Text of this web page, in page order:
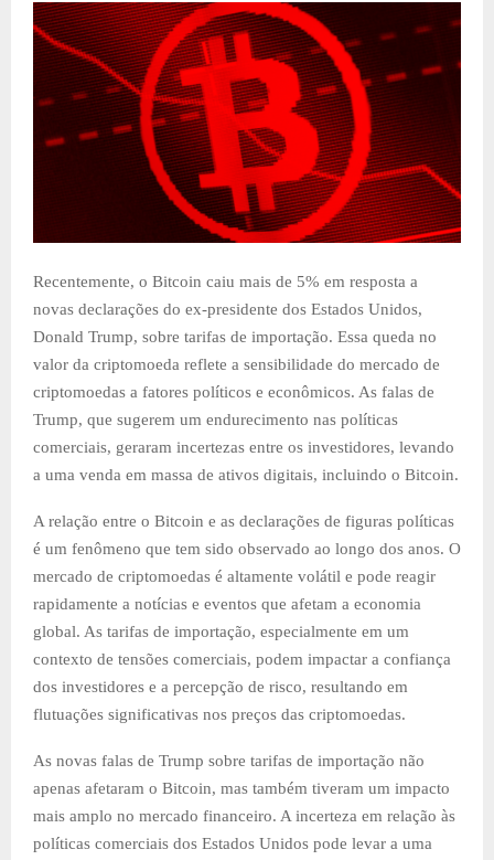
Recentemente, o Bitcoin caiu mais de 5% em resposta a
novas declarações do ex-presidente dos Estados Unidos,
Donald Trump, sobre tarifas de importação. Essa queda no
valor da criptomoeda reflete a sensibilidade do mercado de
criptomoedas a fatores políticos e econômicos. As falas de
Trump, que sugerem um endurecimento nas políticas
comerciais, geraram incertezas entre os investidores, levando
a uma venda em massa de ativos digitais, incluindo o Bitcoin.
A relação entre o Bitcoin e as declarações de figuras políticas
é um fenômeno que tem sido observado ao longo dos anos. O
mercado de criptomoedas é altamente volátil e pode reagir
rapidamente a notícias e eventos que afetam a economia
global. As tarifas de importação, especialmente em um
contexto de tensões comerciais, podem impactar a confiança
dos investidores e a percepção de risco, resultando em
flutuações significativas nos preços das criptomoedas.
As novas falas de Trump sobre tarifas de importação não
apenas afetaram o Bitcoin, mas também tiveram um impacto
mais amplo no mercado financeiro. A incerteza em relação às
políticas comerciais dos Estados Unidos pode levar a uma